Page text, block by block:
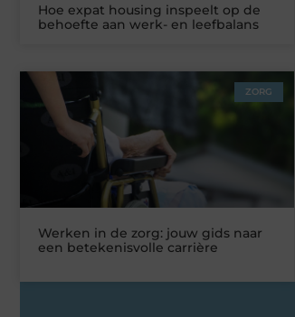
Hoe expat housing inspeelt op de
behoefte aan werk- en leefbalans
ZORG
Werken in de zorg: jouw gids naar
een betekenisvolle carrière